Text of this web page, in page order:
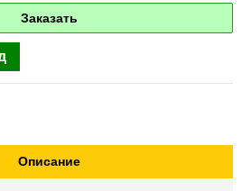
Заказать
Описание